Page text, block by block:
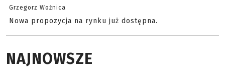
Grzegorz Woźnica
Nowa propozycja na rynku już dostępna.
NAJNOWSZE